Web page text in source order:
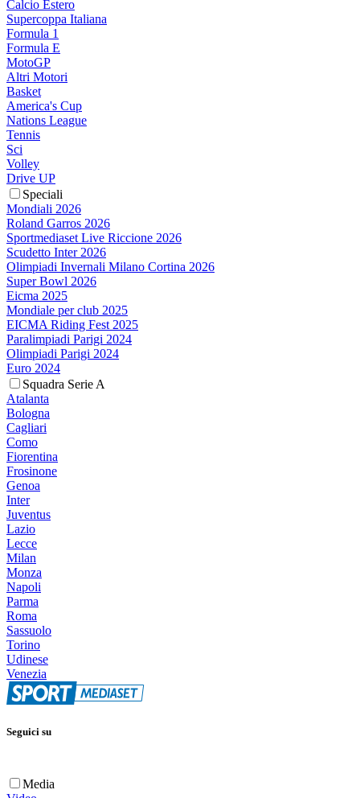
Calcio Estero
Supercoppa Italiana
Formula 1
Formula E
MotoGP
Altri Motori
Basket
America's Cup
Nations League
Tennis
Sci
Volley
Drive UP
Speciali
Mondiali 2026
Roland Garros 2026
Sportmediaset Live Riccione 2026
Scudetto Inter 2026
Olimpiadi Invernali Milano Cortina 2026
Super Bowl 2026
Eicma 2025
Mondiale per club 2025
EICMA Riding Fest 2025
Paralimpiadi Parigi 2024
Olimpiadi Parigi 2024
Euro 2024
Squadra Serie A
Atalanta
Bologna
Cagliari
Como
Fiorentina
Frosinone
Genoa
Inter
Juventus
Lazio
Lecce
Milan
Monza
Napoli
Parma
Roma
Sassuolo
Torino
Udinese
Venezia
Seguici su
Media